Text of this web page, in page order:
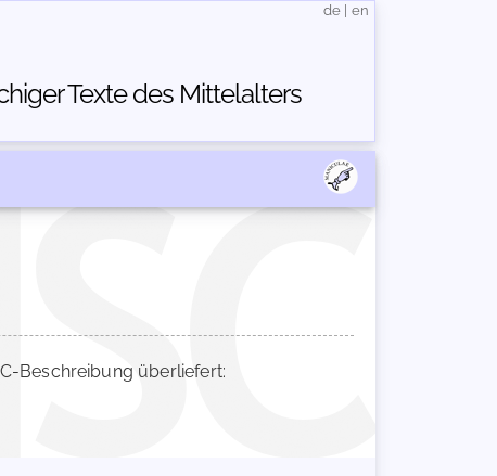
Texte des Mittelalters
de en
Beschreibung überliefert: